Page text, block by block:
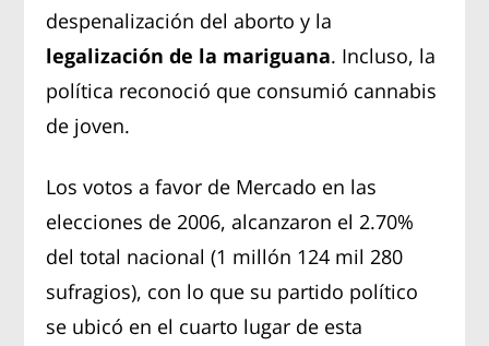
despenalización del aborto y la
legalización de la mariguana. Incluso, la
política reconoció que consumió cannabis
de joven.
Los votos a favor de Mercado en las
elecciones de 2006, alcanzaron el 2.70%
del total nacional (1 millón 124 mil 280
sufragios), con lo que su partido político
se ubicó en el cuarto lugar de esta